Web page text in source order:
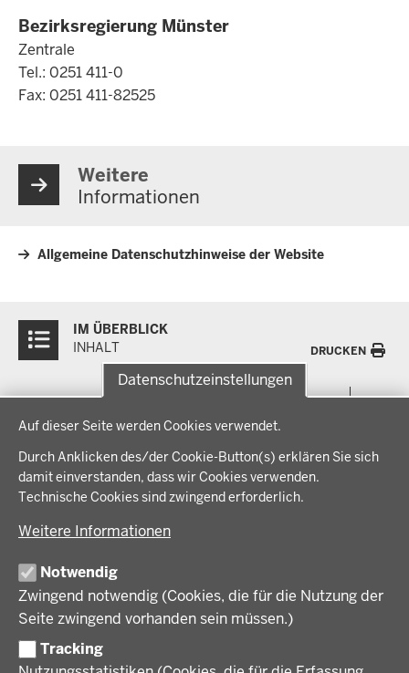
Datenschutzeinstellungen
Auf dieser Seite werden Cookies verwendet.
Durch Anklicken des/der Cookie-Button(s) erklären Sie sich
damit einverstanden, dass wir Cookies verwenden.
Technische Cookies sind zwingend erforderlich.
Weitere Informationen
Notwendig
Zwingend notwendig (Cookies, die für die Nutzung der
Seite zwingend vorhanden sein müssen.)
Tracking
Bezirksregierung Münster
Zentrale
Tel.: 0251 411-0
Fax: 0251 411-82525
Weitere
Informationen
Allgemeine Datenschutzhinweise der Website
Inhalte
IM ÜBERBLICK
INHALT
DRUCKEN
der
Fußzeile
THEMEN
Bauen, Planen und Verkehr
Bildung, Schule und Sport
Regionalplanung und Regionalrat
Wirtschaft, Kultur und Kommunales
IM FOKUS
Energiewende AG
Zusammenarbeit mit den Niederlanden
BEZIRKSREGIERUNG
Regierungsbezirk Münster
Geschichte und Gegenwart
Behördenleitung
Förderlotsinnen und Förderlotsen
KARRIERE UND AUSBILDUNG
Stellenangebote
VERFAHREN UND BEKANNTMACHUNGEN